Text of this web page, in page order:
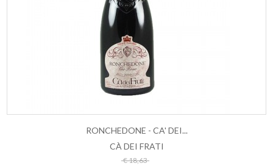
ESAURITO
RONCHEDONE - CA' DEI...
CÀ DEI FRATI
€ 18,63